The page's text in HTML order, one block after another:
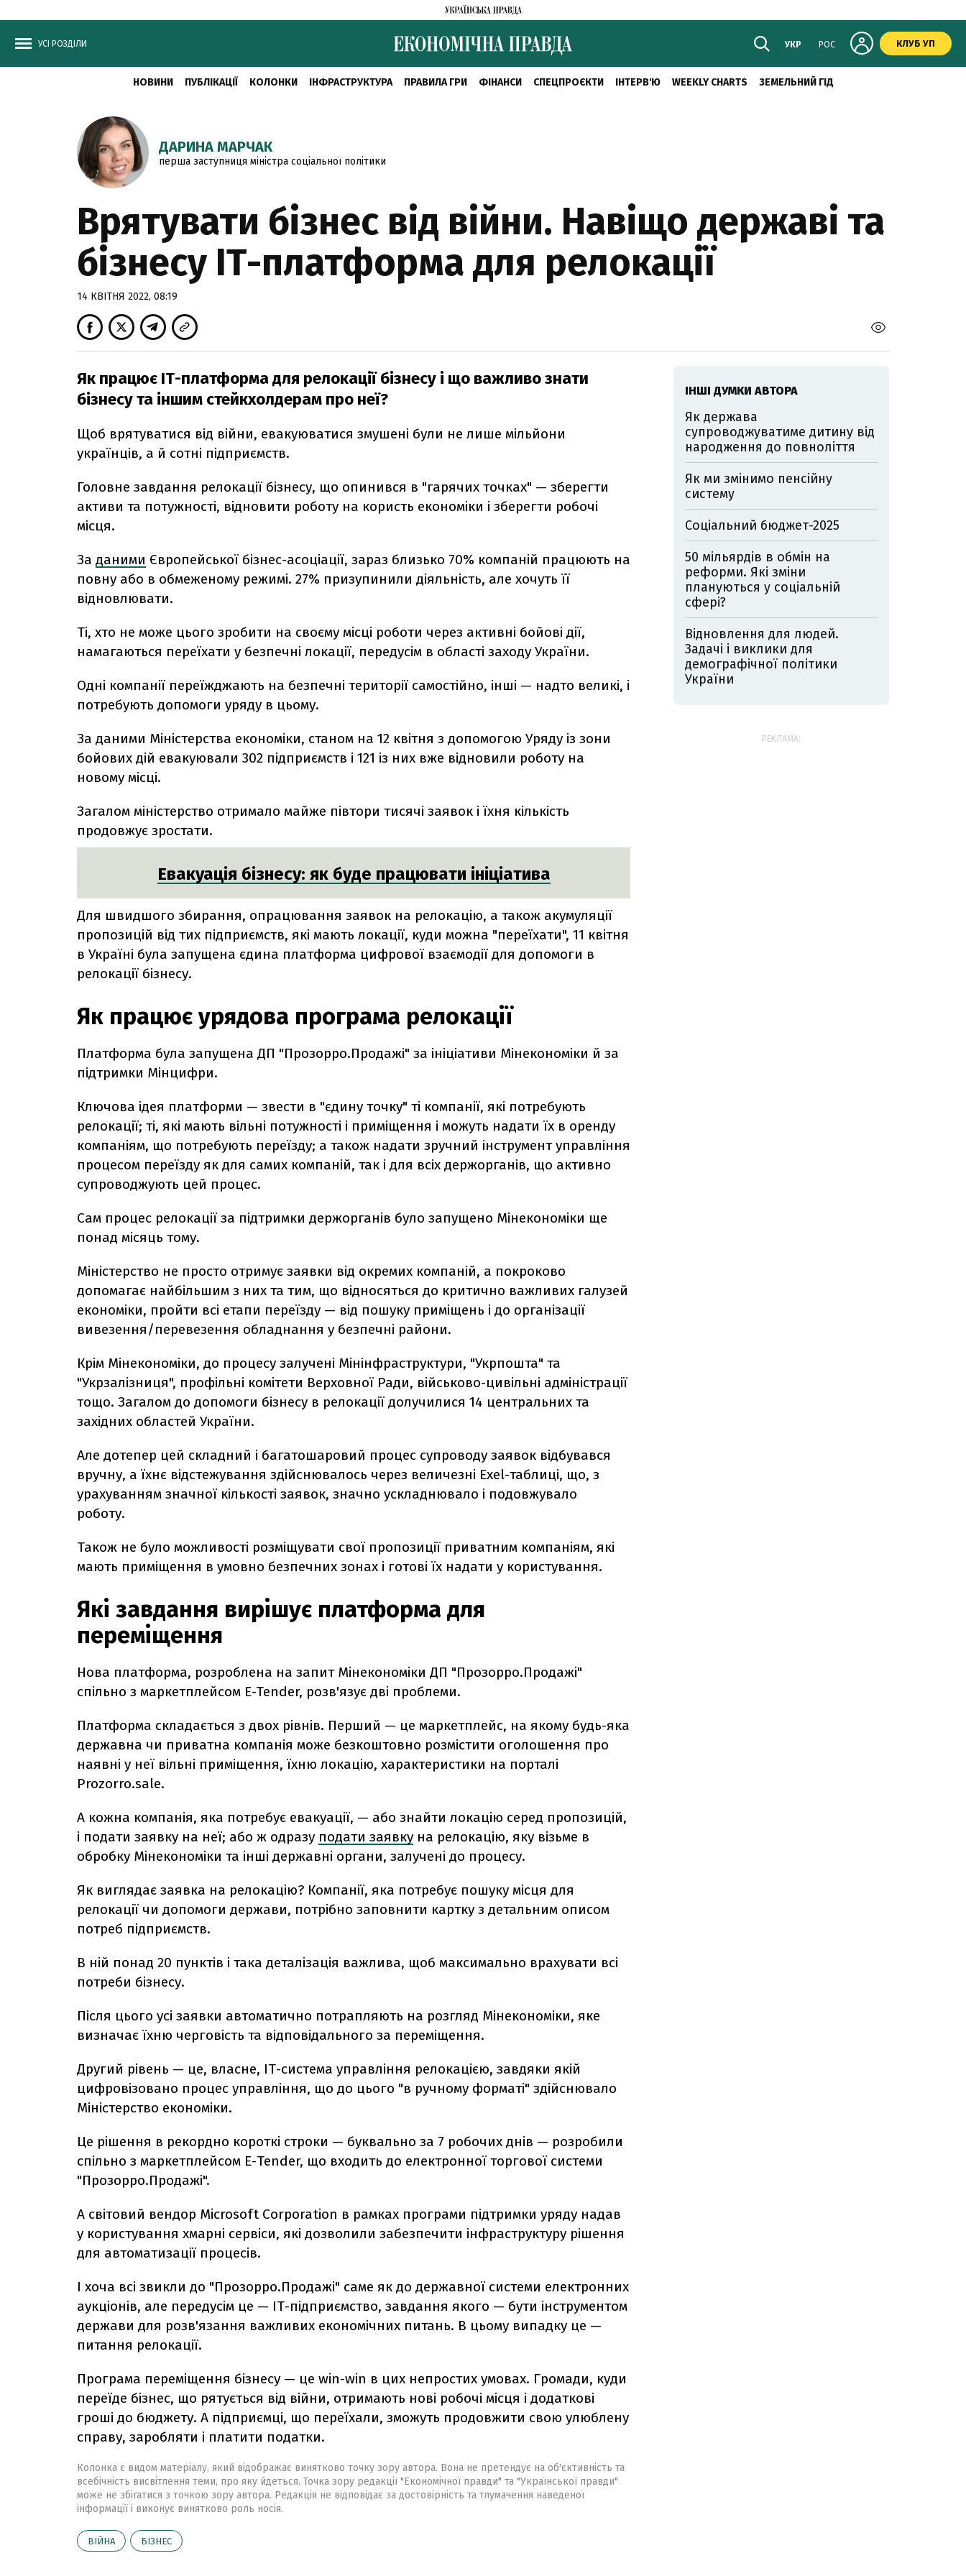
УСІ РОЗДІЛИ УКР РОС КЛУБ УП
НОВИНИ ПУБЛІКАЦІЇ КОЛОНКИ ІНФРАСТРУКТУРА ПРАВИЛА ГРИ ФІНАНСИ СПЕЦПРОЄКТИ ІНТЕРВ'Ю WEEKLY CHARTS ЗЕМЕЛЬНИЙ ГІД
ДАРИНА МАРЧАК
перша заступниця міністра соціальної політики
Врятувати бізнес від війни. Навіщо державі та
бізнесу ІТ-платформа для релокації
14 КВІТНЯ 2022, 08:19
Як працює ІТ-платформа для релокації бізнесу і що важливо знати
бізнесу та іншим стейкхолдерам про неї?
Щоб врятуватися від війни, евакуюватися змушені були не лише мільйони
українців, а й сотні підприємств.
Головне завдання релокації бізнесу, що опинився в "гарячих точках" — зберегти
активи та потужності, відновити роботу на користь економіки і зберегти робочі
місця.
За даними Європейської бізнес-асоціації, зараз близько 70% компаній працюють на
повну або в обмеженому режимі. 27% призупинили діяльність, але хочуть її
відновлювати.
Ті, хто не може цього зробити на своєму місці роботи через активні бойові дії,
намагаються переїхати у безпечні локації, передусім в області заходу України.
Одні компанії переїжджають на безпечні території самостійно, інші — надто великі, і
потребують допомоги уряду в цьому.
За даними Міністерства економіки, станом на 12 квітня з допомогою Уряду із зони
бойових дій евакуювали 302 підприємств і 121 із них вже відновили роботу на
новому місці.
Загалом міністерство отримало майже півтори тисячі заявок і їхня кількість
продовжує зростати.
Евакуація бізнесу: як буде працювати ініціатива
Для швидшого збирання, опрацювання заявок на релокацію, а також акумуляції
пропозицій від тих підприємств, які мають локації, куди можна "переїхати", 11 квітня
в Україні була запущена єдина платформа цифрової взаємодії для допомоги в
релокації бізнесу.
Як працює урядова програма релокації
Платформа була запущена ДП "Прозорро.Продажі" за ініціативи Мінекономіки й за
підтримки Мінцифри.
Ключова ідея платформи — звести в "єдину точку" ті компанії, які потребують
релокації; ті, які мають вільні потужності і приміщення і можуть надати їх в оренду
компаніям, що потребують переїзду; а також надати зручний інструмент управління
процесом переїзду як для самих компаній, так і для всіх держорганів, що активно
супроводжують цей процес.
Сам процес релокації за підтримки держорганів було запущено Мінекономіки ще
понад місяць тому.
Міністерство не просто отримує заявки від окремих компаній, а покроково
допомагає найбільшим з них та тим, що відносяться до критично важливих галузей
економіки, пройти всі етапи переїзду — від пошуку приміщень і до організації
вивезення/перевезення обладнання у безпечні райони.
Крім Мінекономіки, до процесу залучені Мінінфраструктури, "Укрпошта" та
"Укрзалізниця", профільні комітети Верховної Ради, військово-цивільні адміністрації
тощо. Загалом до допомоги бізнесу в релокації долучилися 14 центральних та
західних областей України.
Але дотепер цей складний і багатошаровий процес супроводу заявок відбувався
вручну, а їхнє відстежування здійснювалось через величезні Exel-таблиці, що, з
урахуванням значної кількості заявок, значно ускладнювало і подовжувало
роботу.
Також не було можливості розміщувати свої пропозиції приватним компаніям, які
мають приміщення в умовно безпечних зонах і готові їх надати у користування.
Які завдання вирішує платформа для
переміщення
Нова платформа, розроблена на запит Мінекономіки ДП "Прозорро.Продажі"
спільно з маркетплейсом E-Tender, розв'язує дві проблеми.
Платформа складається з двох рівнів. Перший — це маркетплейс, на якому будь-яка
державна чи приватна компанія може безкоштовно розмістити оголошення про
наявні у неї вільні приміщення, їхню локацію, характеристики на порталі
Prozorro.sale.
А кожна компанія, яка потребує евакуації, — або знайти локацію серед пропозицій,
і подати заявку на неї; або ж одразу подати заявку на релокацію, яку візьме в
обробку Мінекономіки та інші державні органи, залучені до процесу.
Як виглядає заявка на релокацію? Компанії, яка потребує пошуку місця для
релокації чи допомоги держави, потрібно заповнити картку з детальним описом
потреб підприємств.
В ній понад 20 пунктів і така деталізація важлива, щоб максимально врахувати всі
потреби бізнесу.
Після цього усі заявки автоматично потрапляють на розгляд Мінекономіки, яке
визначає їхню черговість та відповідального за переміщення.
Другий рівень — це, власне, ІТ-система управління релокацією, завдяки якій
цифровізовано процес управління, що до цього "в ручному форматі" здійснювало
Міністерство економіки.
Це рішення в рекордно короткі строки — буквально за 7 робочих днів — розробили
спільно з маркетплейсом Е-Tender, що входить до електронної торгової системи
"Прозорро.Продажі".
А світовий вендор Microsoft Corporation в рамках програми підтримки уряду надав
у користування хмарні сервіси, які дозволили забезпечити інфраструктуру рішення
для автоматизації процесів.
І хоча всі звикли до "Прозорро.Продажі" саме як до державної системи електронних
аукціонів, але передусім це — ІТ-підприємство, завдання якого — бути інструментом
держави для розв'язання важливих економічних питань. В цьому випадку це —
питання релокації.
Програма переміщення бізнесу — це win-win в цих непростих умовах. Громади, куди
переїде бізнес, що рятується від війни, отримають нові робочі місця і додаткові
гроші до бюджету. А підприємці, що переїхали, зможуть продовжити свою улюблену
справу, заробляти і платити податки.
Колонка є видом матеріалу, який відображає винятково точку зору автора. Вона не претендує на об'єктивність та
всебічність висвітлення теми, про яку йдеться. Точка зору редакції "Економічної правди" та "Української правди"
може не збігатися з точкою зору автора. Редакція не відповідає за достовірність та тлумачення наведеної
інформації і виконує винятково роль носія.
ВІЙНА БІЗНЕС
ІНШІ ДУМКИ АВТОРА
Як держава
супроводжуватиме дитину від
народження до повноліття
Як ми змінимо пенсійну
систему
Соціальний бюджет-2025
50 мільярдів в обмін на
реформи. Які зміни
плануються у соціальній
сфері?
Відновлення для людей.
Задачі і виклики для
демографічної політики
України
РЕКЛАМА: